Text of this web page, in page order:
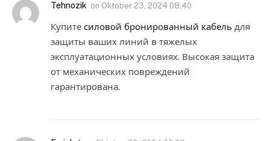
Tehnozik on Oktober 23, 2024 08:40
Купите силовой бронированный кабель для
защиты ваших линий в тяжелых
эксплуатационных условиях. Высокая защита
от механических повреждений
гарантирована.